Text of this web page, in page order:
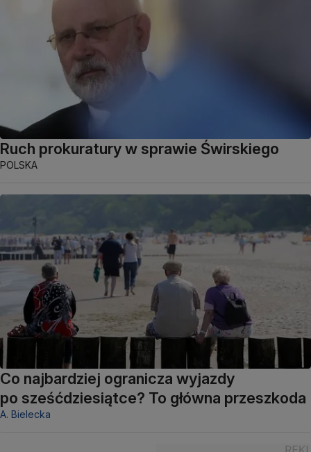
Ruch prokuratury w sprawie Świrskiego
POLSKA
Co najbardziej ogranicza wyjazdy
po sześćdziesiątce? To główna przeszkoda
A. Bielecka